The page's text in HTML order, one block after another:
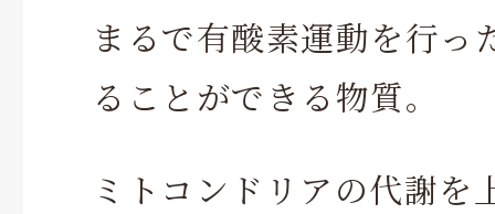
まるで有酸素運動を行っ
ることができる物質。
ミトコンドリアの代謝を